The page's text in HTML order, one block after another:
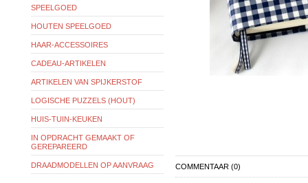
COMMENTAAR (0)
SPEELGOED
HOUTEN SPEELGOED
HAAR-ACCESSOIRES
CADEAU-ARTIKELEN
ARTIKELEN VAN SPIJKERSTOF
LOGISCHE PUZZELS (HOUT)
HUIS-TUIN-KEUKEN
IN OPDRACHT GEMAAKT OF
GEREPAREERD
DRAADMODELLEN OP AANVRAAG